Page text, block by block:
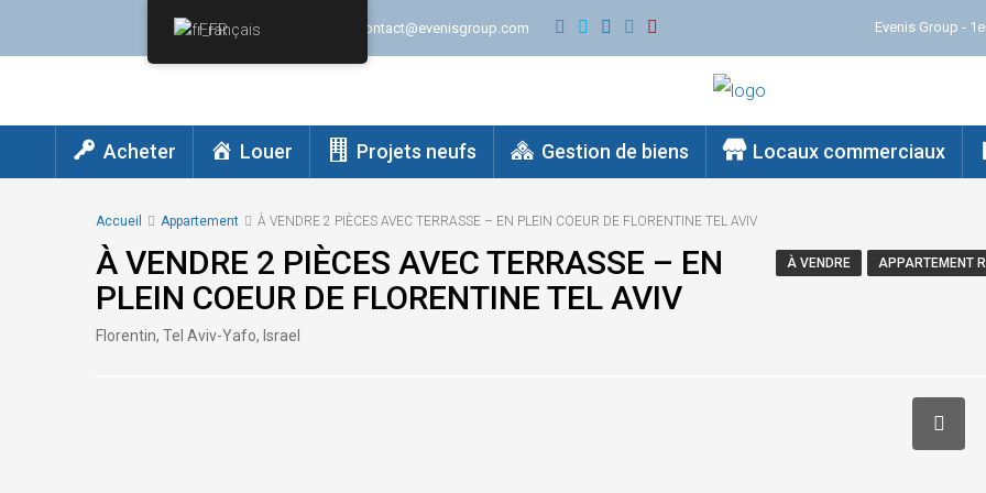
+(972) 747571578 contact@evenisgroup.com Evenis Group -
Acheter Louer Projets neufs Gestion de biens Locaux commerciaux
Accueil Appartement À VENDRE 2 PIÈCES AVEC TERRASSE – EN PLEIN COEUR DE FLORENTINE TEL AVIV
À VENDRE 2 PIÈCES AVEC TERRASSE – EN
PLEIN COEUR DE FLORENTINE TEL AVIV
À VENDRE APPARTEMENT
Florentin, Tel Aviv-Yafo, Israel
Français